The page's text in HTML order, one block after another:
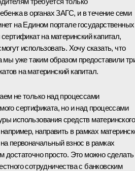
в органах ЗАГС, и в течение семи
на Едином портале государственных
на материнский капитал,
использовать. Хочу сказать, что
мы уже таким образом предоставили
на материнский капитал.
не только над процессами
сертификата, но и над процессами
использования средств материнского
направить в рамках
первоначальный взнос в рамках
достаточно просто. Это можно сделать
сотрудничества с банковским